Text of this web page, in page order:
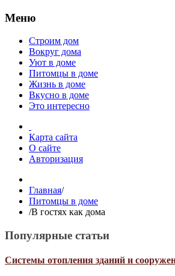
Меню
Строим дом
Вокруг дома
Уют в доме
Питомцы в доме
Жизнь в доме
Вкусно в доме
Это интересно
Карта сайта
О сайте
Авторизация
Главная/
Питомцы в доме
/В гостях как дома
Популярные статьи
Системы отопления зданий и